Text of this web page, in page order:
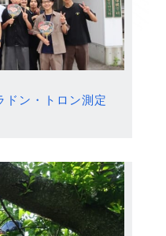
ドン・トロン測定